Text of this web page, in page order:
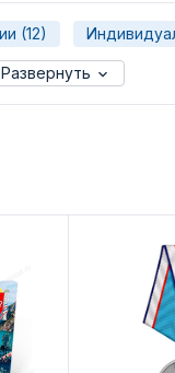
(12)
Развернуть